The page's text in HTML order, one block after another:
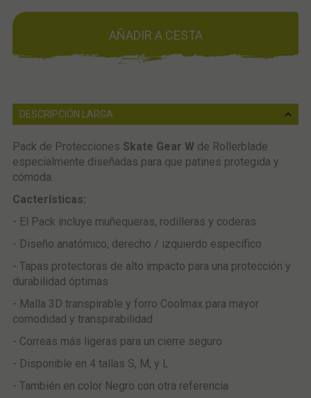
AÑADIR A CESTA
DESCRIPCIÓN LARGA
Pack de Protecciones Skate Gear W de Rollerblade
especialmente diseñadas para que patines protegida y
cómoda.
Cacterísticas:
- El Pack incluye muñequeras, rodilleras y coderas
- Diseño anatómico, derecho / izquierdo específico
- Tapas protectoras de alto impacto para una protección y
durabilidad óptimas
- Malla 3D transpirable y forro Coolmax para mayor
comodidad y transpirabilidad
- Correas más ligeras para un cierre seguro
- Disponible en 4 tallas S, M, y L
- También en color Negro con otra referencia